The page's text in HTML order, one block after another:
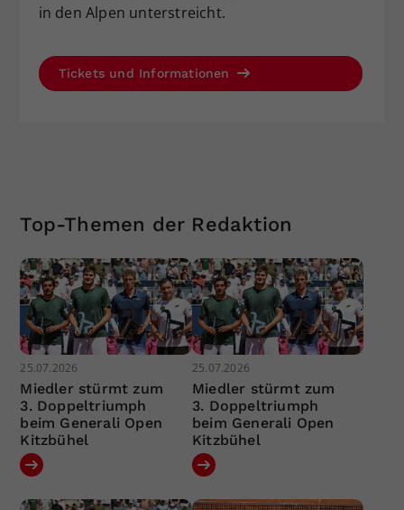
in den Alpen unterstreicht.
Tickets und Informationen
Top-Themen der Redaktion
25.07.2026
Miedler stürmt zum
3. Doppeltriumph
beim Generali Open
Kitzbühel
25.07.2026
Miedler stürmt zum
3. Doppeltriumph
beim Generali Open
Kitzbühel